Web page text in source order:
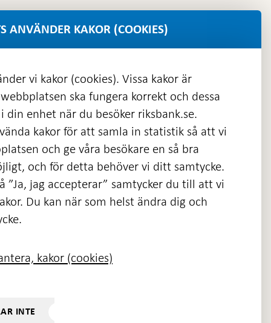
ANVÄNDER KAKOR (COOKIES)
vi kakor (cookies). Vissa kakor är
ska fungera korrekt och dessa
din enhet när du besöker riksbank.se.
kakor för att samla in statistik så att vi
och ge våra besökare en så bra
och för detta behöver vi ditt samtycke.
”Ja, jag accepterar” samtycker du till att vi
Du kan när som helst ändra dig och
kakor (cookies)
INTE